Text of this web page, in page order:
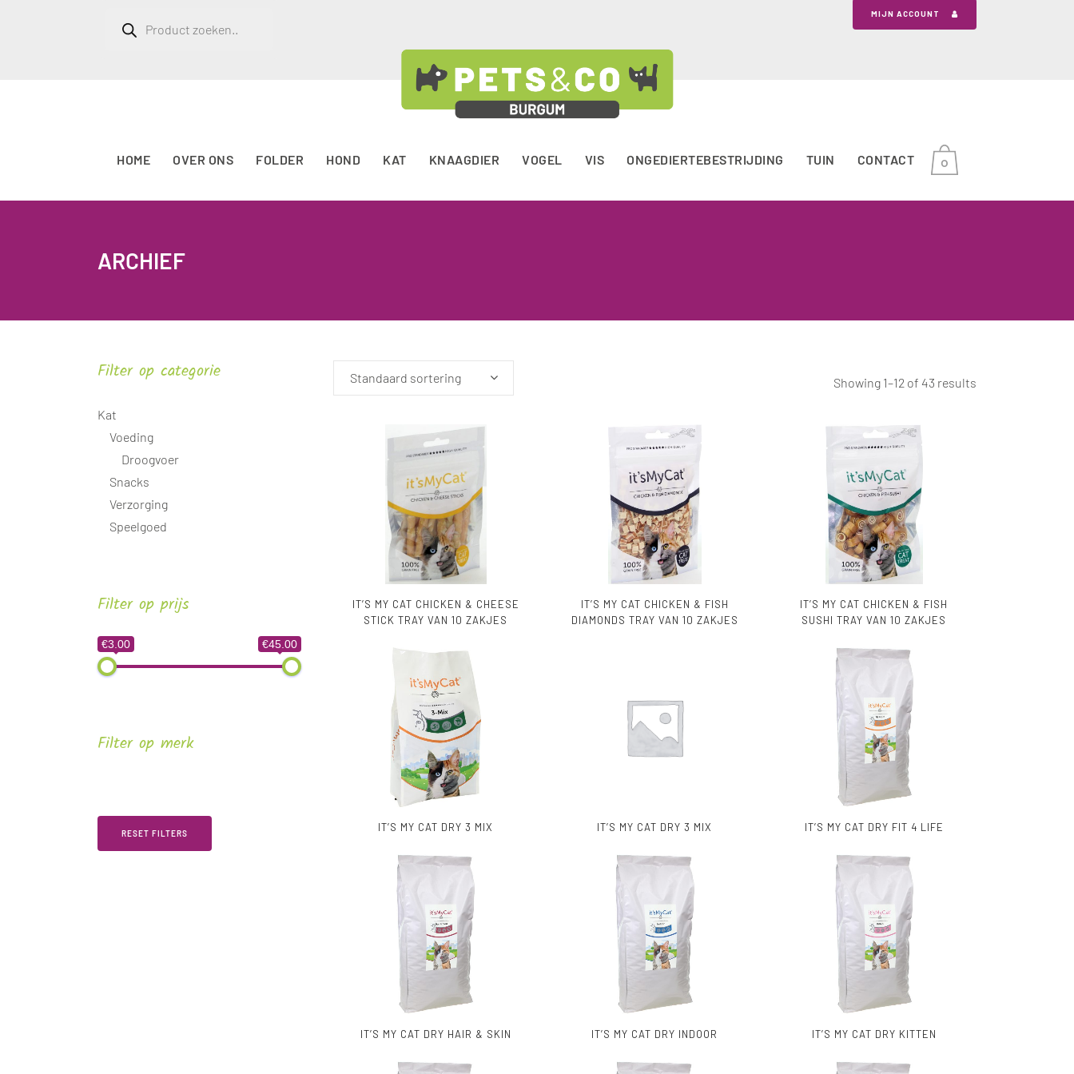
zoeken
MIJN ACCOUNT
HOME OVER ONS FOLDER HOND KAT KNAAGDIER VOGEL VIS ONGEDIERTEBESTRIJDING TUIN CONTACT 0
ARCHIEF
Filter op categorie
Kat
Voeding
Droogvoer
Snacks
Verzorging
Speelgoed
Filter op prijs
€3.00 €45.00
Filter op merk
RESET FILTERS
Showing 1–12 of 43 results
Standaard sortering
IT’S MY CAT CHICKEN & CHEESE
STICK TRAY VAN 10 ZAKJES
IT’S MY CAT CHICKEN & FISH
DIAMONDS TRAY VAN 10 ZAKJES
IT’S MY CAT CHICKEN & FISH
SUSHI TRAY VAN 10 ZAKJES
IT’S MY CAT DRY 3 MIX IT’S MY CAT DRY 3 MIX IT’S MY CAT DRY FIT 4 LIFE
IT’S MY CAT DRY HAIR & SKIN IT’S MY CAT DRY INDOOR IT’S MY CAT DRY KITTEN